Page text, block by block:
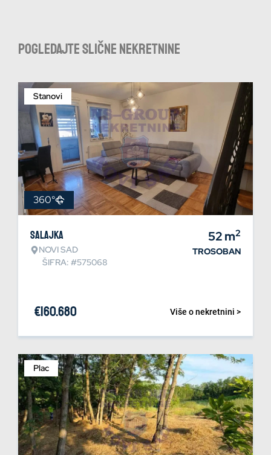
Pogledajte slične nekretnine
Stanovi
360°
Salajka
NOVI SAD
ŠIFRA: #575068
52m2
TROSOBAN
Više o nekretnini >
€160.680
Plac